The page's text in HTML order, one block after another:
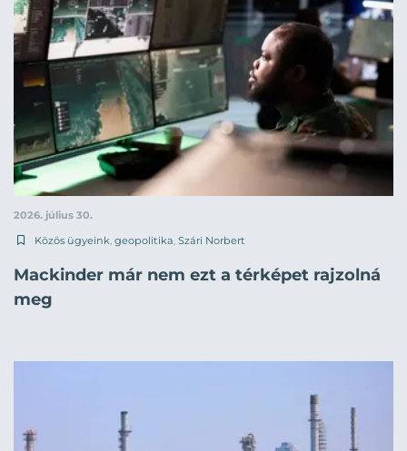
2026. július 30.
Közös ügyeink, geopolitika, Szári Norbert
Mackinder már nem ezt a térképet rajzolná
meg